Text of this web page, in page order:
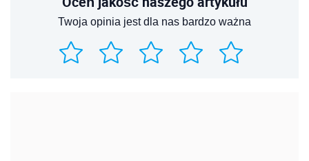
Twoja opinia jest dla nas bardzo ważna